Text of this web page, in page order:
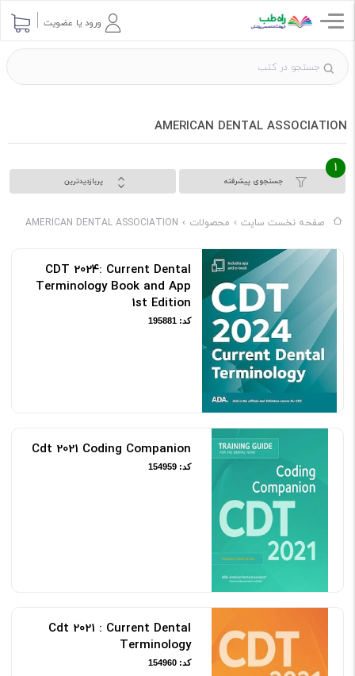
ورود یا عضویت
‎ AMERICAN DENTAL ASSOCIATION
جستجوی پیشرفته
1
پربازدیدترین
صفحه نخست سایت محصولات ‎ AMERICAN DENTAL ASSOCIATION
CDT 2024: Current Dental
Terminology Book and App
1st Edition
کد: 195881
Cdt 2021 Coding Companion
کد: 154959
Cdt 2021 : Current Dental
Terminology
کد: 154960